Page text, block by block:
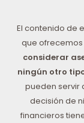
El contenido de
que
considerar
ningún otro
pueden servir
decisión de
financieros